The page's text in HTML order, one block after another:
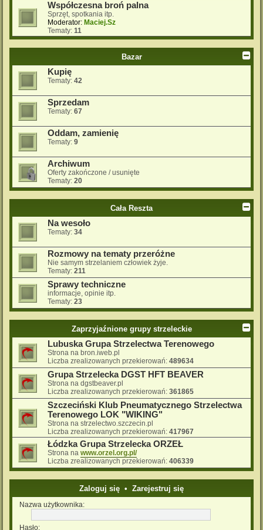
Współczesna broń palna
Sprzęt, spotkania itp.
Moderator: Maciej.Sz
Tematy: 11
Bazar
Kupię
Tematy: 42
Sprzedam
Tematy: 67
Oddam, zamienię
Tematy: 9
Archiwum
Oferty zakończone / usunięte
Tematy: 20
Cała Reszta
Na wesoło
Tematy: 34
Rozmowy na tematy przeróżne
Nie samym strzelaniem człowiek żyje.
Tematy: 211
Sprawy techniczne
informacje, opinie itp.
Tematy: 23
Zaprzyjaźnione grupy strzeleckie
Lubuska Grupa Strzelectwa Terenowego
Strona na bron.iweb.pl
Liczba zrealizowanych przekierowań: 489634
Grupa Strzelecka DGST HFT BEAVER
Strona na dgstbeaver.pl
Liczba zrealizowanych przekierowań: 361865
Szczeciński Klub Pneumatycznego Strzelectwa
Terenowego LOK "WIKING"
Strona na strzelectwo.szczecin.pl
Liczba zrealizowanych przekierowań: 417967
Łódzka Grupa Strzelecka ORZEŁ
Strona na www.orzel.org.pl/
Liczba zrealizowanych przekierowań: 406339
Zaloguj się • Zarejestruj się
Nazwa użytkownika:
Hasło: